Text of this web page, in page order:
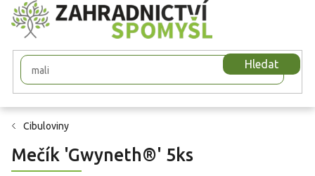
Přejít
na
obsah
Hledat
Cibuloviny
Mečík 'Gwyneth®' 5ks